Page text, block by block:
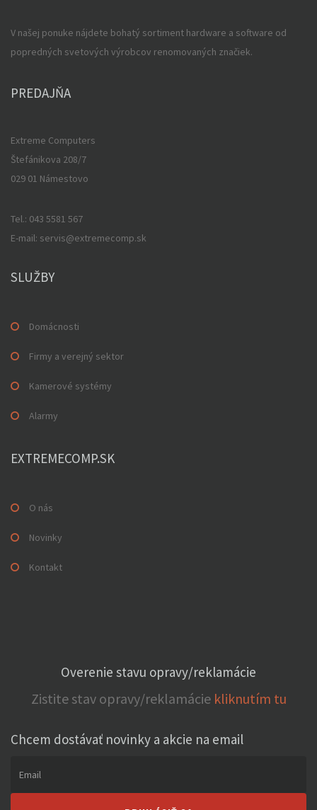
V našej ponuke nájdete bohatý sortiment hardware a software od
popredných svetových výrobcov renomovaných značiek.
PREDAJŇA
Extreme Computers
Štefánikova 208/7
029 01 Námestovo
Tel.: 043 5581 567
E-mail: servis@extremecomp.sk
SLUŽBY
Domácnosti
Firmy a verejný sektor
Kamerové systémy
Alarmy
EXTREMECOMP.SK
O nás
Novinky
Kontakt
Overenie stavu opravy/reklamácie
Zistite stav opravy/reklamácie kliknutím tu
Chcem dostávať novinky a akcie na email